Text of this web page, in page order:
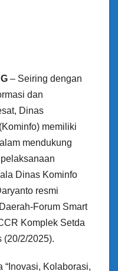
– Seiring dengan
dan
Dinas
memiliki
mendukung
Dinas Kominfo
resmi
Forum Smart
Komplek Setda
(20/2/2025).
“Inovasi, Kolaborasi,